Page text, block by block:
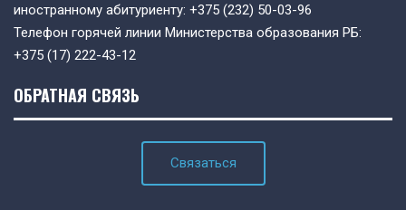
иностранному абитуриенту: +375 (232) 50-03-96
Телефон горячей линии Министерства образования РБ:
+375 (17) 222-43-12
ОБРАТНАЯ СВЯЗЬ
Связаться